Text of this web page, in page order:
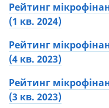
Рейтинг
(1 кв. 2024)
Рейтинг
(4 кв. 2023)
Рейтинг
(3 кв. 2023)